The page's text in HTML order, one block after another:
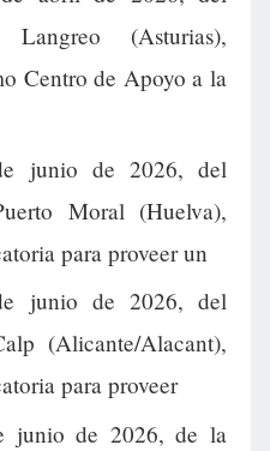
(Asturias),
Centro de Apoyo a la
junio de 2026, del
Moral (Huelva),
para proveer un
junio de 2026, del
(Alicante/Alacant),
para proveer
junio de 2026, de la